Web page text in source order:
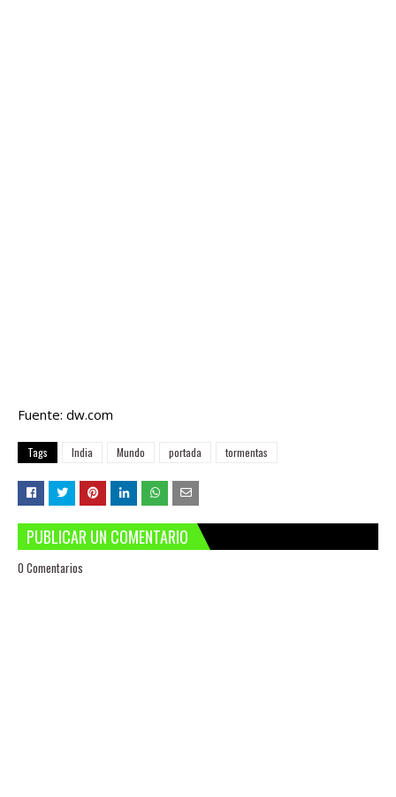
Fuente: dw.com
Tags India Mundo portada tormentas
PUBLICAR UN COMENTARIO
0 Comentarios